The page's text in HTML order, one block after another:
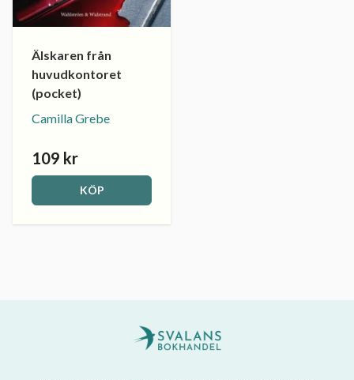
Älskaren från
huvudkontoret
(pocket)
Camilla Grebe
109 kr
KÖP